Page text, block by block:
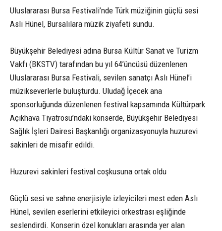
Uluslararası Bursa Festivali’nde Türk müziğinin güçlü sesi
Aslı Hünel, Bursalılara müzik ziyafeti sundu.
Büyükşehir Belediyesi adına Bursa Kültür Sanat ve Turizm
Vakfı (BKSTV) tarafından bu yıl 64’üncüsü düzenlenen
Uluslararası Bursa Festivali, sevilen sanatçı Aslı Hünel’i
müzikseverlerle buluşturdu. Uludağ İçecek ana
sponsorluğunda düzenlenen festival kapsamında Kültürpark
Açıkhava Tiyatrosu’ndaki konserde, Büyükşehir Belediyesi
Sağlık İşleri Dairesi Başkanlığı organizasyonuyla huzurevi
sakinleri de misafir edildi.
Huzurevi sakinleri festival coşkusuna ortak oldu
Güçlü sesi ve sahne enerjisiyle izleyicileri mest eden Aslı
Hünel, sevilen eserlerini etkileyici orkestrası eşliğinde
seslendirdi. Konserin özel konukları arasında yer alan